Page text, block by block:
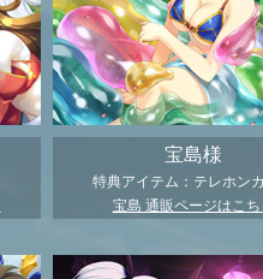
宝島様
特典アイテム：テレホン
宝島 通販ページはこち